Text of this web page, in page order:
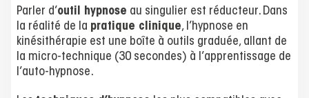
Parler d’outil hypnose au singulier est réducteur. Dans
la réalité de la pratique clinique, l’hypnose en
kinésithérapie est une boîte à outils graduée, allant de
la micro-technique (30 secondes) à l’apprentissage de
l’auto-hypnose.